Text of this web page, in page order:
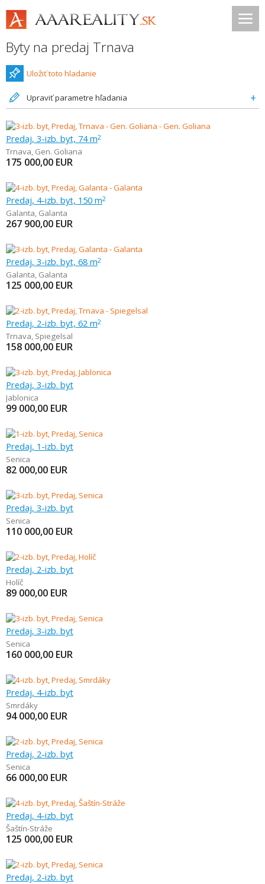
Byty na predaj Trnava
Uložiť toto hladanie
Upraviť parametre hľadania
Predaj, 3-izb. byt, 74 m2
Trnava, Gen. Goliana
175 000,00 EUR
Predaj, 4-izb. byt, 150 m2
Galanta, Galanta
267 900,00 EUR
Predaj, 3-izb. byt, 68 m2
Galanta, Galanta
125 000,00 EUR
Predaj, 2-izb. byt, 62 m2
Trnava, Spiegelsal
158 000,00 EUR
Predaj, 3-izb. byt
Jablonica
99 000,00 EUR
Predaj, 1-izb. byt
Senica
82 000,00 EUR
Predaj, 3-izb. byt
Senica
110 000,00 EUR
Predaj, 2-izb. byt
Holíč
89 000,00 EUR
Predaj, 3-izb. byt
Senica
160 000,00 EUR
Predaj, 4-izb. byt
Smrdáky
94 000,00 EUR
Predaj, 2-izb. byt
Senica
66 000,00 EUR
Predaj, 4-izb. byt
Šaštín-Stráže
125 000,00 EUR
Predaj, 2-izb. byt